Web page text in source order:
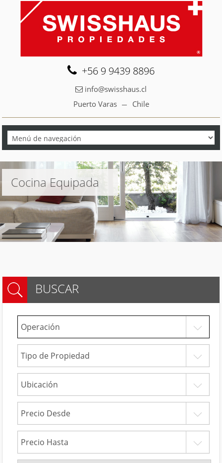
info@swisshaus.cl
Puerto Varas
Chile
+56 9 9439 8896
Cocina Equipada
BUSCAR